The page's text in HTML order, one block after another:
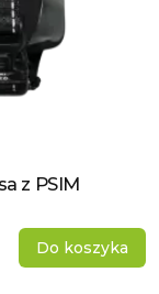
z PSIM
Do koszyka